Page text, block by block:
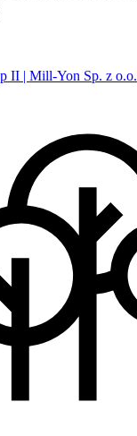
II | Mill-Yon Sp. z o.o.